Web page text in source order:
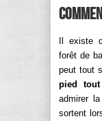
Il existe
forêt de
peut tout
pied
admirer
sortent